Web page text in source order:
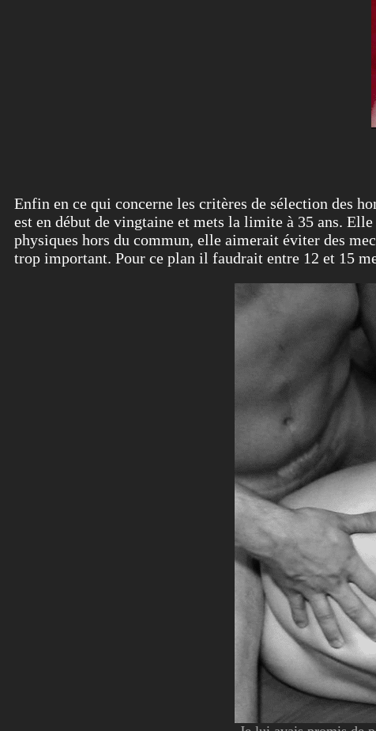
Enfin en ce qui concerne les critères de sélection des
est en début de vingtaine et mets la limite à 35 ans.
physiques hors du commun, elle aimerait éviter des
trop important. Pour ce plan il faudrait entre 12 et 15